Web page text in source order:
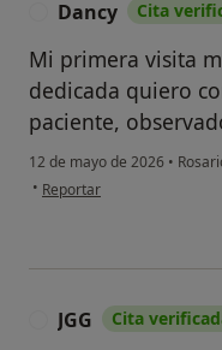
Dancy Cita
Mi primera visita
dedicada quiero
paciente,
12 de mayo de 2026 •
• en opinión del usuario
Reportar
JGG Cita